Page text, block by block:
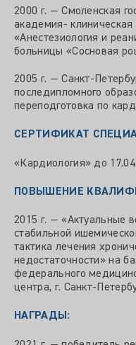
2000 г. — Смоленская
академия- клиническая
«Анестезиология и
больницы «Сосновая
2005 г. — Санкт-
последипломного
переподготовка по
СЕРТИФИКАТ
«Кардиология» до
ПОВЫШЕНИЕ
2015 г. — «Актуальные
стабильной
тактика лечения
недостаточности» на
федерального
центра, г. Санкт-
НАГРАДЫ: